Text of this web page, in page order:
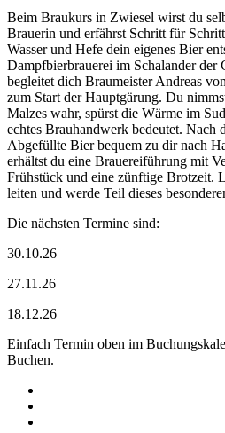
Beim Braukurs in Zwiesel wirst du
Brauerin und erfährst Schritt für
Wasser und Hefe dein eigenes Bier
Dampfbierbrauerei im Schalander der
begleitet dich Braumeister Andreas
zum Start der Hauptgärung. Du
Malzes wahr, spürst die Wärme im
echtes Brauhandwerk bedeutet. Nach
Abgefüllte Bier bequem zu dir nach
erhältst du eine Brauereiführung mit
Frühstück und eine zünftige Brotzeit.
leiten und werde Teil dieses
Die nächsten Termine sind:
30.10.26
27.11.26
18.12.26
Einfach Termin oben im
Buchen.